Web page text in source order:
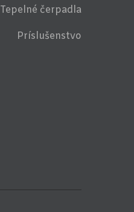
Tepelné čerpadla
Príslušenstvo